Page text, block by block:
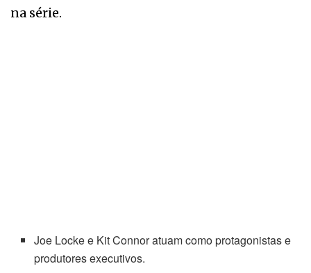
na série.
Joe Locke e Kit Connor atuam como protagonistas e
produtores executivos.